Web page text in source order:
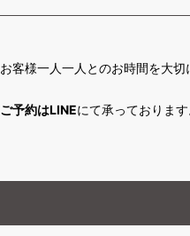
お客様一人一人とのお時間を大
ご予約はLINEにて承っております